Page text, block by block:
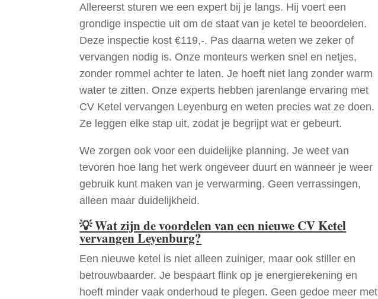
Allereerst sturen we een expert bij je langs. Hij voert een
grondige inspectie uit om de staat van je ketel te beoordelen.
Deze inspectie kost €119,-. Pas daarna weten we zeker of
vervangen nodig is. Onze monteurs werken snel en netjes,
zonder rommel achter te laten. Je hoeft niet lang zonder warm
water te zitten. Onze experts hebben jarenlange ervaring met
CV Ketel vervangen Leyenburg en weten precies wat ze doen.
Ze leggen elke stap uit, zodat je begrijpt wat er gebeurt.
We zorgen ook voor een duidelijke planning. Je weet van
tevoren hoe lang het werk ongeveer duurt en wanneer je weer
gebruik kunt maken van je verwarming. Geen verrassingen,
alleen maar duidelijkheid.
💡Wat zijn de voordelen van een nieuwe CV Ketel
vervangen Leyenburg?
Een nieuwe ketel is niet alleen zuiniger, maar ook stiller en
betrouwbaarder. Je bespaart flink op je energierekening en
hoeft minder vaak onderhoud te plegen. Geen gedoe meer met